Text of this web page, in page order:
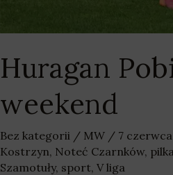
Huragan
weekend
Bez kategorii / MW / 7 czerwca
Kostrzyn, Noteć Czarnków,
Szamotuły, sport, V liga